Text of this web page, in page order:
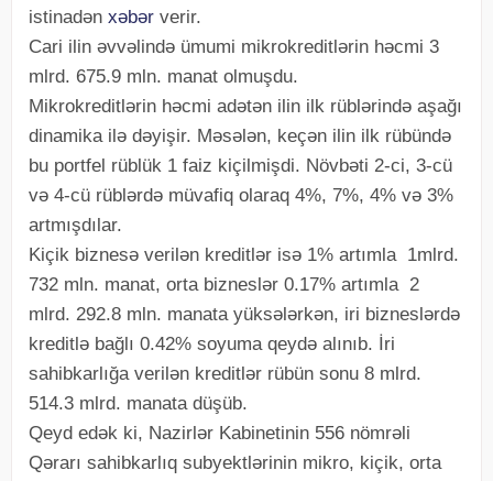
istinadən xəbər verir.
Cari ilin əvvəlində ümumi mikrokreditlərin həcmi 3
mlrd. 675.9 mln. manat olmuşdu.
Mikrokreditlərin həcmi adətən ilin ilk rüblərində aşağı
dinamika ilə dəyişir. Məsələn, keçən ilin ilk rübündə
bu portfel rüblük 1 faiz kiçilmişdi. Növbəti 2-ci, 3-cü
və 4-cü rüblərdə müvafiq olaraq 4%, 7%, 4% və 3%
artmışdılar.
Kiçik biznesə verilən kreditlər isə 1% artımla 1mlrd.
732 mln. manat, orta bizneslər 0.17% artımla 2
mlrd. 292.8 mln. manata yüksələrkən, iri bizneslərdə
kreditlə bağlı 0.42% soyuma qeydə alınıb. İri
sahibkarlığa verilən kreditlər rübün sonu 8 mlrd.
514.3 mlrd. manata düşüb.
Qeyd edək ki, Nazirlər Kabinetinin 556 nömrəli
Qərarı sahibkarlıq subyektlərinin mikro, kiçik, orta